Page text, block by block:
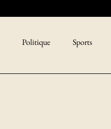
Politique Sports